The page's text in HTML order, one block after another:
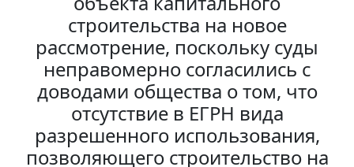
строительства на новое
рассмотрение, поскольку суды
неправомерно согласились с
доводами общества о том, что
отсутствие в ЕГРН вида
разрешенного использования,
позволяющего строительство на